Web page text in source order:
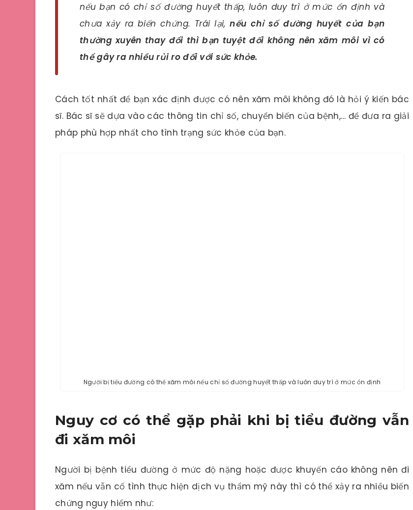
nếu bạn có chỉ số đường huyết thấp, luôn duy trì ở mức ổn định và
chưa xảy ra biến chứng. Trái lại,nếu chỉ số đường huyết của bạn
thường xuyên thay đổi thì bạn tuyệt đối không nên xăm môi vì có
thể gây ra nhiều rủi ro đối với sức khỏe.
Cách tốt nhất để bạn xác định được có nên xăm môi không đó là hỏi ý kiến bác
sĩ. Bác sĩ sẽ dựa vào các thông tin chỉ số, chuyển biến của bệnh,… để đưa ra giải
pháp phù hợp nhất cho tình trạng sức khỏe của bạn.
Người bị tiểu đường có thể xăm môi nếu chỉ số đường huyết thấp và luôn duy trì ở mức ổn định
Nguy cơ có thể gặp phải khi bị tiểu đường vẫn
đi xăm môi
Người bị bệnh tiểu đường ở mức độ nặng hoặc được khuyến cáo không nên đi
xăm nếu vẫn cố tình thực hiện dịch vụ thẩm mỹ này thì có thể xảy ra nhiều biến
chứng nguy hiểm như: